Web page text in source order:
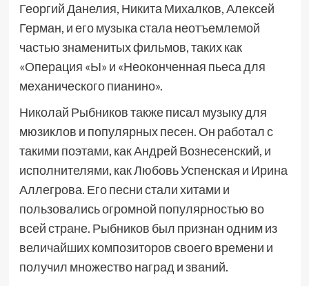
Георгий Данелия, Никита Михалков, Алексей
Герман, и его музыка стала неотъемлемой
частью знаменитых фильмов, таких как
«Операция «Ы» и «Неоконченная пьеса для
механического пианино».
Николай Рыбников также писал музыку для
мюзиклов и популярных песен. Он работал с
такими поэтами, как Андрей Вознесенский, и
исполнителями, как Любовь Успенская и Ирина
Аллегрова. Его песни стали хитами и
пользовались огромной популярностью во
всей стране. Рыбников был признан одним из
величайших композиторов своего времени и
получил множество наград и званий.